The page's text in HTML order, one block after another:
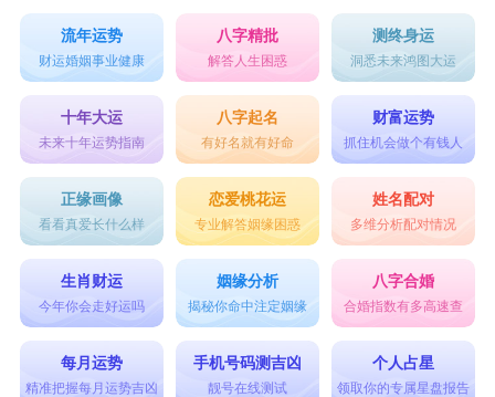
流年运势
财运婚姻事业健康
八字精批
解答人生困惑
测终身运
洞悉未来鸿图大运
十年大运
未来十年运势指南
八字起名
有好名就有好命
财富运势
抓住机会做个有钱人
正缘画像
看看真爱长什么样
恋爱桃花运
专业解答姻缘困惑
姓名配对
多维分析配对情况
生肖财运
今年你会走好运吗
姻缘分析
揭秘你命中注定姻缘
八字合婚
合婚指数有多高速查
每月运势
精准把握每月运势吉凶
手机号码测吉凶
靓号在线测试
个人占星
领取你的专属星盘报告